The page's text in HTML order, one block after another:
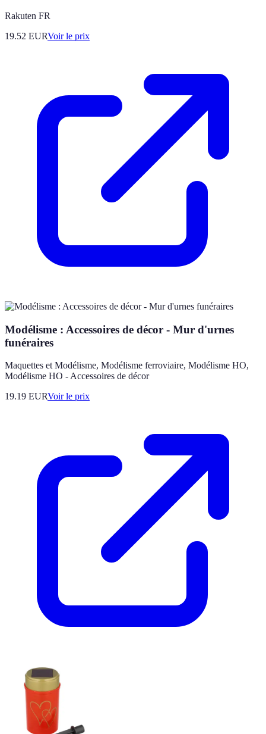
Rakuten FR
19.52 EURVoir le prix
Modélisme : Accessoires de décor - Mur d'urnes
funéraires
Maquettes et Modélisme, Modélisme ferroviaire, Modélisme HO,
Modélisme HO - Accessoires de décor
19.19 EURVoir le prix